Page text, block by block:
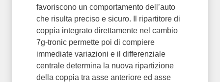
favoriscono un comportamento dell’auto
che risulta preciso e sicuro. Il ripartitore di
coppia integrato direttamente nel cambio
7g-tronic permette poi di compiere
immediate variazioni e il differenziale
centrale determina la nuova ripartizione
della coppia tra asse anteriore ed asse